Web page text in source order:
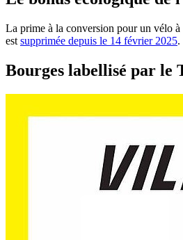
La prime à la conversion pour un vélo
est supprimée depuis le 14 février 2025.
Bourges labellisé par le